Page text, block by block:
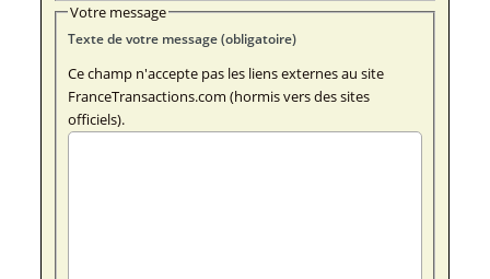
Votre message
Texte de votre message (obligatoire)
Ce champ n'accepte pas les liens externes au site
FranceTransactions.com (hormis vers des sites
officiels).